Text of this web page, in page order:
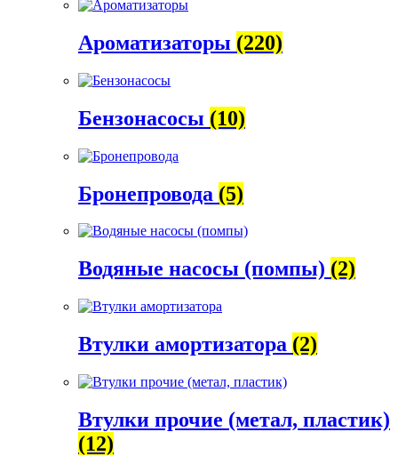
Ароматизаторы (220)
Бензонасосы (10)
Бронепровода (5)
Водяные насосы (помпы) (2)
Втулки амортизатора (2)
Втулки прочие (метал, пластик)
(12)